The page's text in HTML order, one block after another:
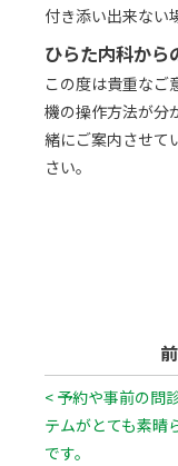
付き添い出来ない
ひらた内科から
この度は貴重なご
機の操作方法が分
緒にご案内させて
さい。
< 予約や事前の問
テムがとても素晴
です。